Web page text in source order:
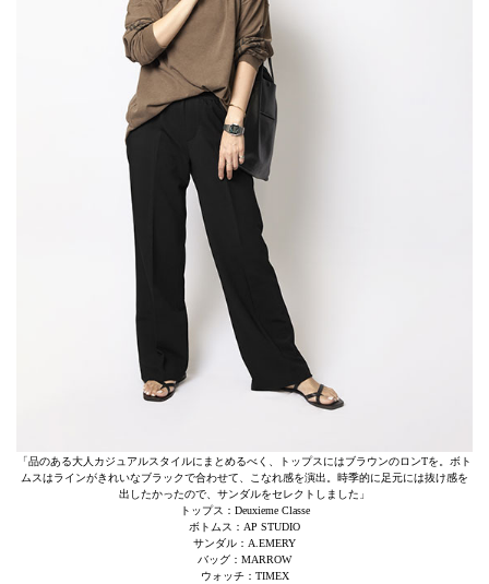
「品のある大人カジュアルスタイルにまとめるべく、トップスにはブラウンのロンTを。ボト
ムスはラインがきれいなブラックで合わせて、こなれ感を演出。時季的に足元には抜け感を
出したかったので、サンダルをセレクトしました」
トップス：Deuxieme Classe
ボトムス：AP STUDIO
サンダル：A.EMERY
バッグ：MARROW
ウォッチ：TIMEX